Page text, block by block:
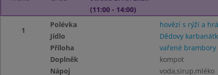
(11:00 - 14:00)
1
Polévka
hovězí s rýží a
Jídlo
Dědovy
Příloha
vařené brambory
Doplněk
kompot
Nápoj
voda,sirup,mléko